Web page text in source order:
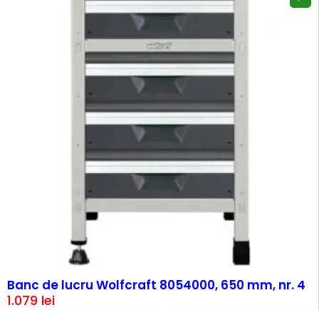
Banc de lucru Wolfcraft 8054000, 650 mm, nr. 4
1.079 lei